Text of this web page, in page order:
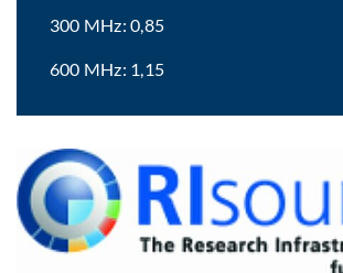
300 MHz: 0,85
600 MHz: 1,15